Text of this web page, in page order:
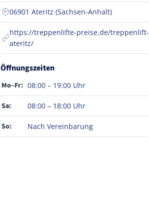
06901 Ateritz (Sachsen-Anhalt)
https://treppenlifte-preise.de/treppenlift-
ateritz/
Öffnungszeiten
Mo–Fr: 08:00 – 19:00 Uhr
Sa: 08:00 – 18:00 Uhr
So: Nach Vereinbarung